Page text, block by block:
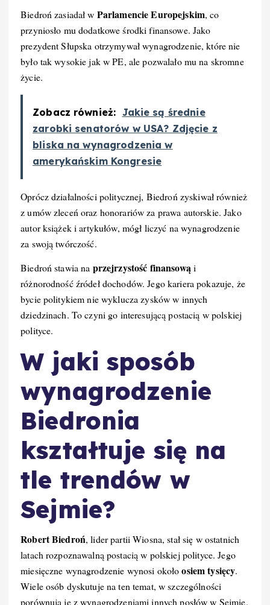
Biedroń zasiadał w Parlamencie Europejskim, co
przyniosło mu dodatkowe środki finansowe. Jako
prezydent Słupska otrzymywał wynagrodzenie, które nie
było tak wysokie jak w PE, ale pozwalało mu na skromne
życie.
Zobacz również: Jakie są średnie
zarobki senatorów w USA? Zdjęcie z
bliska na wynagrodzenia w
amerykańskim Kongresie
Oprócz działalności politycznej, Biedroń zyskiwał również
z umów zleceń oraz honorariów za prawa autorskie. Jako
autor książek i artykułów, mógł liczyć na wynagrodzenie
za swoją twórczość.
Biedroń stawia na przejrzystość finansowąi
różnorodność źródeł dochodów. Jego kariera pokazuje, że
bycie politykiem nie wyklucza zysków w innych
dziedzinach. To czyni go interesującą postacią w polskiej
polityce.
W jaki sposób
wynagrodzenie
Biedronia
kształtuje się na
tle trendów w
Sejmie?
Robert Biedroń, lider partii Wiosna, stał się w ostatnich
latach rozpoznawalną postacią w polskiej polityce. Jego
miesięczne wynagrodzenie wynosi okołoosiem tysięcy.
Wiele osób dyskutuje na ten temat, w szczególności
porównują je z wynagrodzeniami innych posłów w Sejmie.